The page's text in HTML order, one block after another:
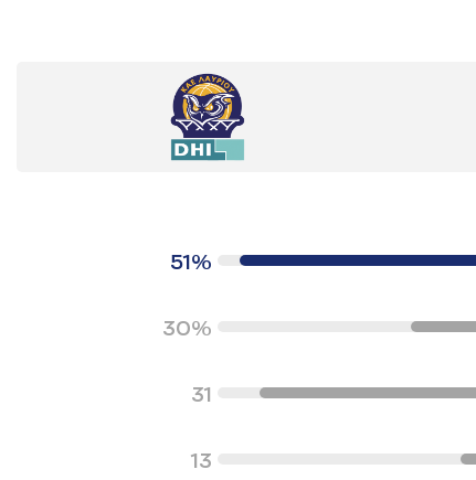
51%
30%
31
13